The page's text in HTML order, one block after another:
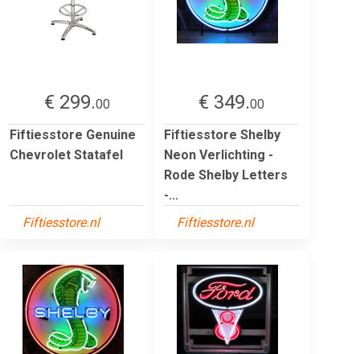
€ 299.00
Fiftiesstore Genuine
Chevrolet Statafel
Fiftiesstore.nl
€ 349.00
Fiftiesstore Shelby
Neon Verlichting -
Rode Shelby Letters
-...
Fiftiesstore.nl